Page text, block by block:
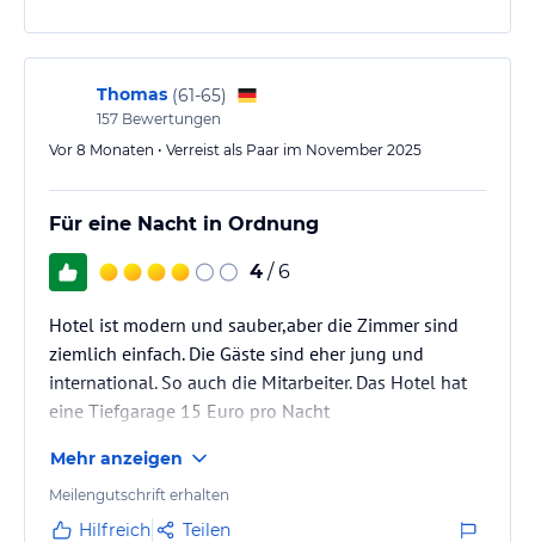
Thomas (61-65)
157 Bewertungen
Vor 8 Monaten • Verreist als Paar im November 2025
Für eine Nacht in Ordnung
4 / 6
Hotel ist modern und sauber,aber die Zimmer sind
ziemlich einfach. Die Gäste sind eher jung und
international. So auch die Mitarbeiter. Das Hotel hat
eine Tiefgarage 15 Euro pro Nacht
Mehr anzeigen
Meilengutschrift erhalten
Hilfreich Teilen